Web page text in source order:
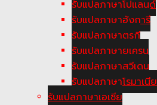
รับแปลภาษาโปแลนด์
รับแปลภาษาฮังการี
รับแปลภาษาตูรกี
รับแปลภาษายูเครน
รับแปลภาษาสวีเดน
รับแปลภาษาโรมาเนีย
รับแปลภาษาเอเซีย